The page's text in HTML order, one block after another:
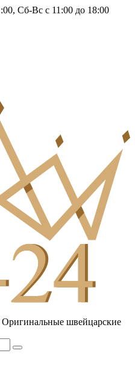
Сб-Вс с 11:00 до 18:00
Оригинальные швейцарские